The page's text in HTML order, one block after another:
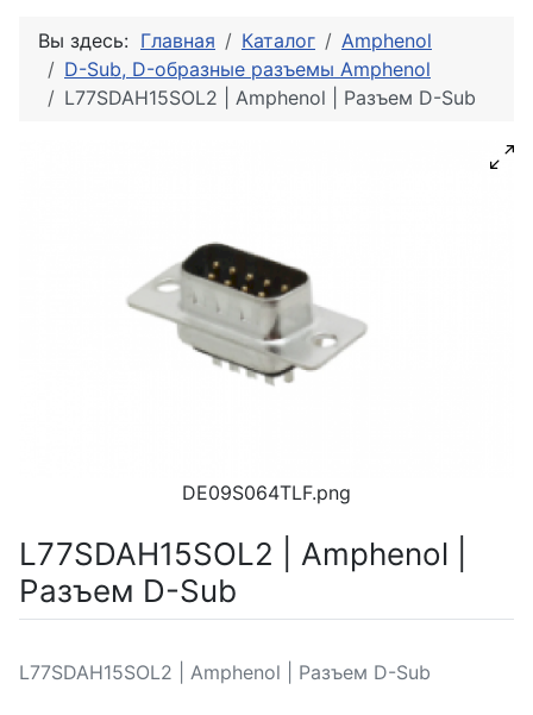
Вы здесь: Главная Каталог
Amphenol
D-Sub, D-образные разъемы Amphenol
L77SDAH15SOL2 | Amphenol | Разъем D-Sub
DE09S064TLF.png
L77SDAH15SOL2 | Amphenol |
Разъем D-Sub
L77SDAH15SOL2 | Amphenol | Разъем D-Sub